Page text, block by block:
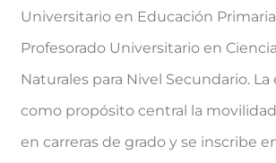
Universitario en Educación
Profesorado Universitario en
Naturales para Nivel Secundario.
como propósito central la
en carreras de grado y se inscribe